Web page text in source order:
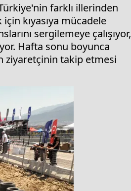
farklı illerinden
kıyasıya mücadele
sergilemeye çalışıyor,
Hafta sonu boyunca
ziyaretçinin takip etmesi